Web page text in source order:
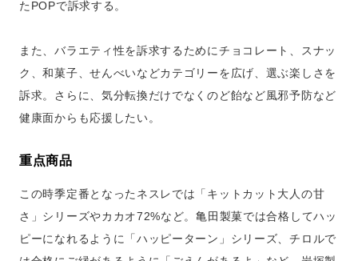
たPOPで訴求する。
また、バラエティ性を訴求するためにチョコレート、スナッ
ク、和菓子、せんべいなどカテゴリーを広げ、選ぶ楽しさを
訴求。さらに、気分転換だけでなくのど飴など風邪予防など
健康面からも応援したい。
重点商品
この時季定番となったネスレでは「キットカット大人の甘
さ」シリーズやカカオ72%など。亀田製菓では合格してハッ
ピーになれるように「ハッピーターン」シリーズ、チロルで